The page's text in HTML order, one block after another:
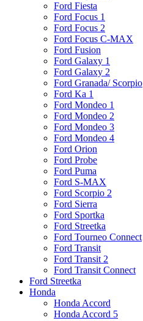
Ford Fiesta
Ford Focus 1
Ford Focus 2
Ford Focus C-MAX
Ford Fusion
Ford Galaxy 1
Ford Galaxy 2
Ford Granada/ Scorpio
Ford Ka 1
Ford Mondeo 1
Ford Mondeo 2
Ford Mondeo 3
Ford Mondeo 4
Ford Orion
Ford Probe
Ford Puma
Ford S-MAX
Ford Scorpio 2
Ford Sierra
Ford Sportka
Ford Streetka
Ford Tourneo Connect
Ford Transit
Ford Transit 2
Ford Transit Connect
Ford Streetka
Honda
Honda Accord
Honda Accord 5